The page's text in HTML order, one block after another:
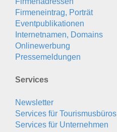
Firmeneintrag, Porträt
Eventpublikationen
Internetnamen, Domains
Onlinewerbung
Pressemeldungen
Services
Newsletter
Services für Tourismusbüros
Services für Unternehmen